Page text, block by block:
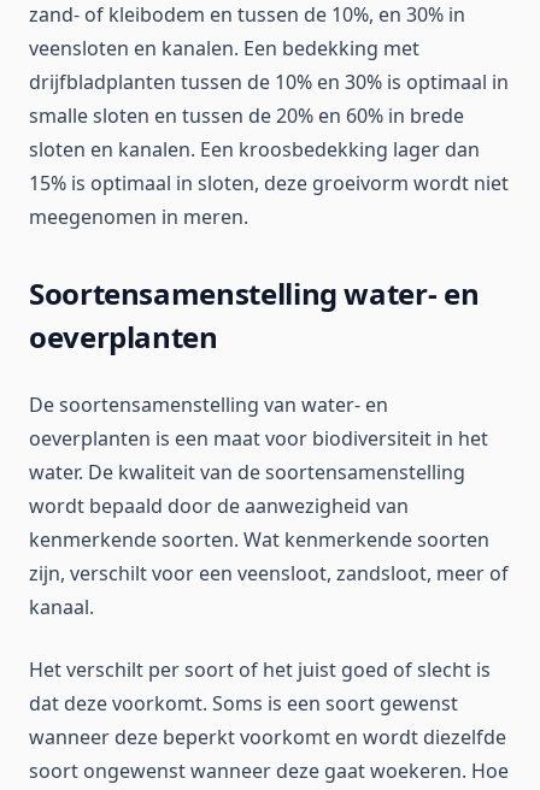
zand- of kleibodem en tussen de 10%, en 30% in
veensloten en kanalen. Een bedekking met
drijfbladplanten tussen de 10% en 30% is optimaal in
smalle sloten en tussen de 20% en 60% in brede
sloten en kanalen. Een kroosbedekking lager dan
15% is optimaal in sloten, deze groeivorm wordt niet
meegenomen in meren.
Soortensamenstelling water- en
oeverplanten
De soortensamenstelling van water- en
oeverplanten is een maat voor biodiversiteit in het
water. De kwaliteit van de soortensamenstelling
wordt bepaald door de aanwezigheid van
kenmerkende soorten. Wat kenmerkende soorten
zijn, verschilt voor een veensloot, zandsloot, meer of
kanaal.
Het verschilt per soort of het juist goed of slecht is
dat deze voorkomt. Soms is een soort gewenst
wanneer deze beperkt voorkomt en wordt diezelfde
soort ongewenst wanneer deze gaat woekeren. Hoe